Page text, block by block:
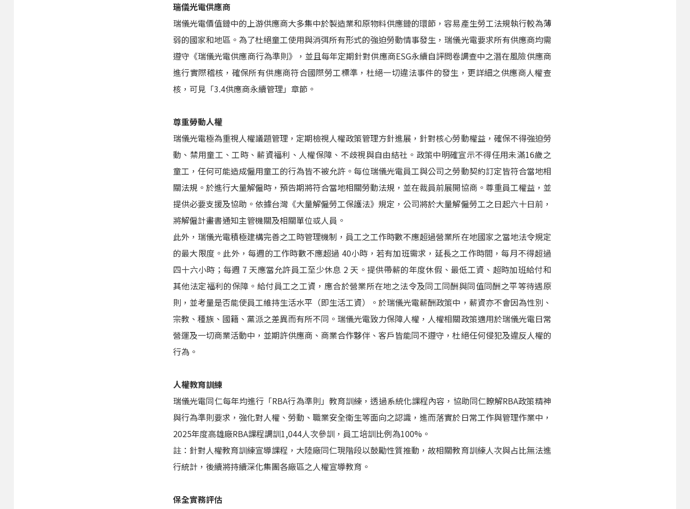
瑞儀光電供應商
瑞儀光電價值鏈中的上游供應商大多集中於製造業和原物料供應鏈的環節，容易產生勞工法規執行較為薄
弱的國家和地區。為了杜絕童工使用與消弭所有形式的強迫勞動情事發生，瑞儀光電要求所有供應商均需
遵守《瑞儀光電供應商行為準則》，並且每年定期針對供應商ESG永續自評問卷調查中之潛在風險供應商
進行實際稽核，確保所有供應商符合國際勞工標準，杜絕一切違法事件的發生，更詳細之供應商人權查
核，可見「3.4供應商永續管理」章節。
尊重勞動人權
瑞儀光電極為重視人權議題管理，定期檢視人權政策管理方針進展，針對核心勞動權益，確保不得強迫勞
動、禁用童工、工時、薪資福利、人權保障、不歧視與自由結社。政策中明確宣示不得任用未滿16歲之
童工，任何可能造成僱用童工的行為皆不被允許。每位瑞儀光電員工與公司之勞動契約訂定皆符合當地相
關法規。於進行大量解僱時，預告期將符合當地相關勞動法規，並在裁員前展開協商。尊重員工權益，並
提供必要支援及協助。依據台灣《大量解僱勞工保護法》規定，公司將於大量解僱勞工之日起六十日前，
將解僱計畫書通知主管機關及相關單位或人員。
此外，瑞儀光電積極建構完善之工時管理機制，員工之工作時數不應超過營業所在地國家之當地法令規定
的最大限度。此外，每週的工作時數不應超過 40小時，若有加班需求，延長之工作時間，每月不得超過
四十六小時；每週 7 天應當允許員工至少休息 2 天。提供帶薪的年度休假、最低工資、超時加班給付和
其他法定福利的保障。給付員工之工資，應合於營業所在地之法令及同工同酬與同值同酬之平等待遇原
則，並考量是否能使員工維持生活水平（即生活工資）。於瑞儀光電薪酬政策中，薪資亦不會因為性別、
宗教、種族、國籍、黨派之差異而有所不同。瑞儀光電致力保障人權，人權相關政策適用於瑞儀光電日常
營運及一切商業活動中，並期許供應商、商業合作夥伴、客戶皆能同不遵守，杜絕任何侵犯及違反人權的
行為。
人權教育訓練
瑞儀光電同仁每年均進行「RBA行為準則」教育訓練，透過系統化課程內容，協助同仁瞭解RBA政策精神
與行為準則要求，強化對人權、勞動、職業安全衛生等面向之認識，進而落實於日常工作與管理作業中，
2025年度高雄廠RBA課程調訓1,044人次參訓，員工培訓比例為100%。
註：針對人權教育訓練宣導課程，大陸廠同仁現階段以鼓勵性質推動，故相關教育訓練人次與占比無法進
行統計，後續將持續深化集團各廠區之人權宣導教育。
保全實務評估